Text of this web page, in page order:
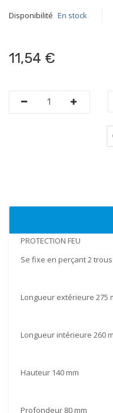
Disponibilité En stock
11,54 €
PROTECTION FEU
Se fixe en perçant 2
Longueur extérieure 275
Longueur intérieure 260
Hauteur 140 mm
Profondeur 80 mm